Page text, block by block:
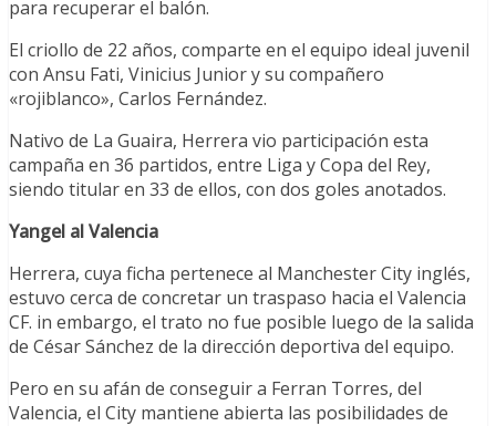
para recuperar el balón.
El criollo de 22 años, comparte en el equipo ideal juvenil
con Ansu Fati, Vinicius Junior y su compañero
«rojiblanco», Carlos Fernández.
Nativo de La Guaira, Herrera vio participación esta
campaña en 36 partidos, entre Liga y Copa del Rey,
siendo titular en 33 de ellos, con dos goles anotados.
Yangel al Valencia
Herrera, cuya ficha pertenece al Manchester City inglés,
estuvo cerca de concretar un traspaso hacia el Valencia
CF. in embargo, el trato no fue posible luego de la salida
de César Sánchez de la dirección deportiva del equipo.
Pero en su afán de conseguir a Ferran Torres, del
Valencia, el City mantiene abierta las posibilidades de